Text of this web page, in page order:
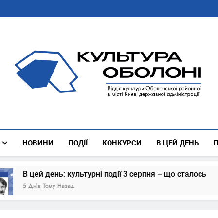
Культура Оболоні
НОВИНИ ПОДІЇ КОНКУРСИ В ЦЕЙ ДЕНЬ
3 серпня – що сталось В цей день: